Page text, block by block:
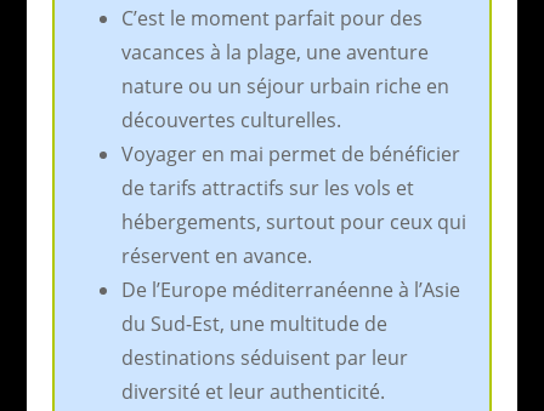
C’est le moment parfait pour des
vacances à la plage, une aventure
nature ou un séjour urbain riche en
découvertes culturelles.
Voyager en mai permet de bénéficier
de tarifs attractifs sur les vols et
hébergements, surtout pour ceux qui
réservent en avance.
De l’Europe méditerranéenne à l’Asie
du Sud-Est, une multitude de
destinations séduisent par leur
diversité et leur authenticité.